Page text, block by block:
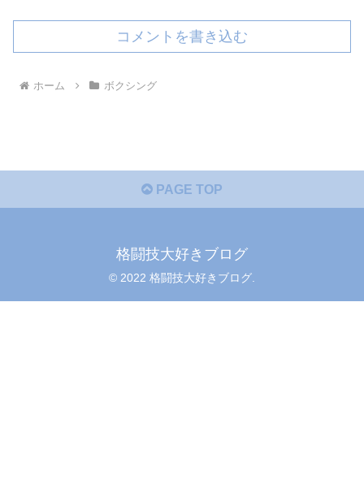
コメントを書き込む
ホーム ボクシング
PAGE TOP
格闘技大好きブログ
© 2022 格闘技大好きブログ.